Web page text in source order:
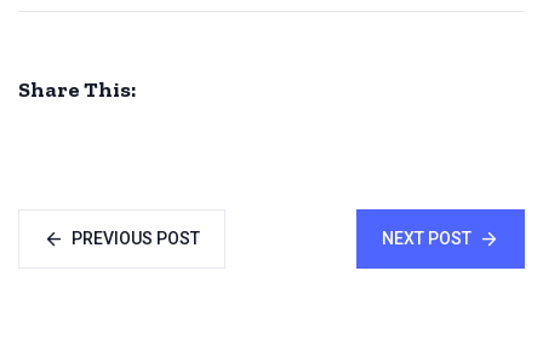
Share This:
PREVIOUS POST NEXT POST